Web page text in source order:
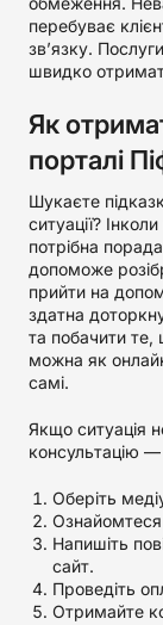
перебуває
зв’язку.
швидко
Як
порталі
Шукаєте
ситуації?
потрібна
допоможе
прийти на
здатна
та побачити те,
можна як
самі.
Якщо ситуація
консультацію
Оберіть
Ознайомтеся
Напишіть
сайт.
Проведіть
Отримайте